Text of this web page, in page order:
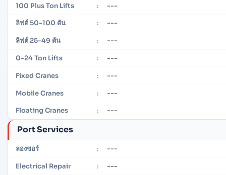
100 Plus Ton Lifts : ---
ลิฟต์ 50-100 ตัน : ---
ลิฟต์ 25-49 ตัน : ---
0-24 Ton Lifts : ---
Fixed Cranes : ---
Mobile Cranes : ---
Floating Cranes : ---
Port Services
ลองชอร์ : ---
Electrical Repair : ---